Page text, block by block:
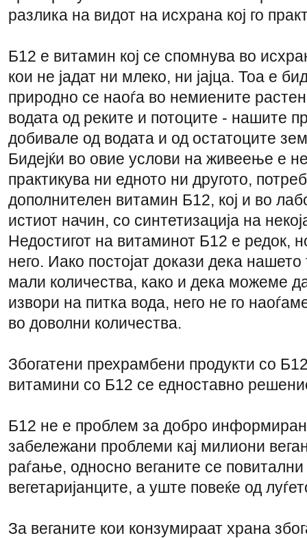
разлика на видот на исхрана кој го
Б12 е витамин кој се спомнува во
кои не јадат ни млеко, ни јајца. Тоа е
природно се наоѓа во немиените
водата од реките и потоците - нашите
добивале од водата и од остатоците
Бидејќи во овие услови на живеење е
практикува ни едното ни другото,
дополнителен витамин Б12, кој и во
истиот начин, со синтетизација на
Недостигот на витаминот Б12 е редок,
него. Иако постојат докази дека
мали количества, како и дека можеме
извори на питка вода, него не го
во доволни количества.
Збогатени прехрамбени продукти со
витамини со Б12 се едноставно
Б12 не е проблем за добро
забележани проблеми кај милиони
раѓање, односно веганите се
вегетаријанците, а уште повеќе од
За веганите кои конзумираат храна